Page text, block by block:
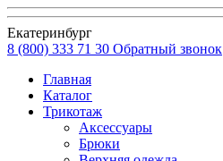
Екатеринбург
8 (800) 333 71 30 Обратный звонок
Главная
Каталог
Трикотаж
Аксессуары
Брюки